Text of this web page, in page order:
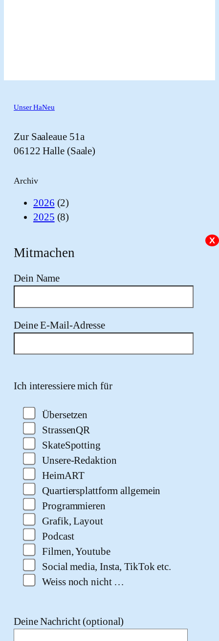
Unser HaNeu
Zur Saaleaue 51a
06122 Halle (Saale)
Archiv
2026 (2)
2025 (8)
X
Mitmachen
Dein Name
Deine E-Mail-Adresse
Ich interessiere mich für
Übersetzen
StrassenQR
SkateSpotting
Unsere-Redaktion
HeimART
Quartiersplattform allgemein
Programmieren
Grafik, Layout
Podcast
Filmen, Youtube
Social media, Insta, TikTok etc.
Weiss noch nicht …
Deine Nachricht (optional)